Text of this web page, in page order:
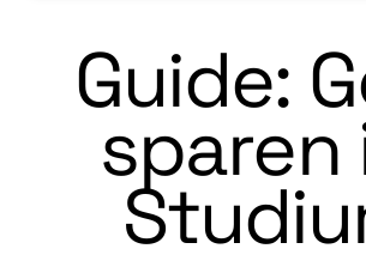
Guide:
sparen